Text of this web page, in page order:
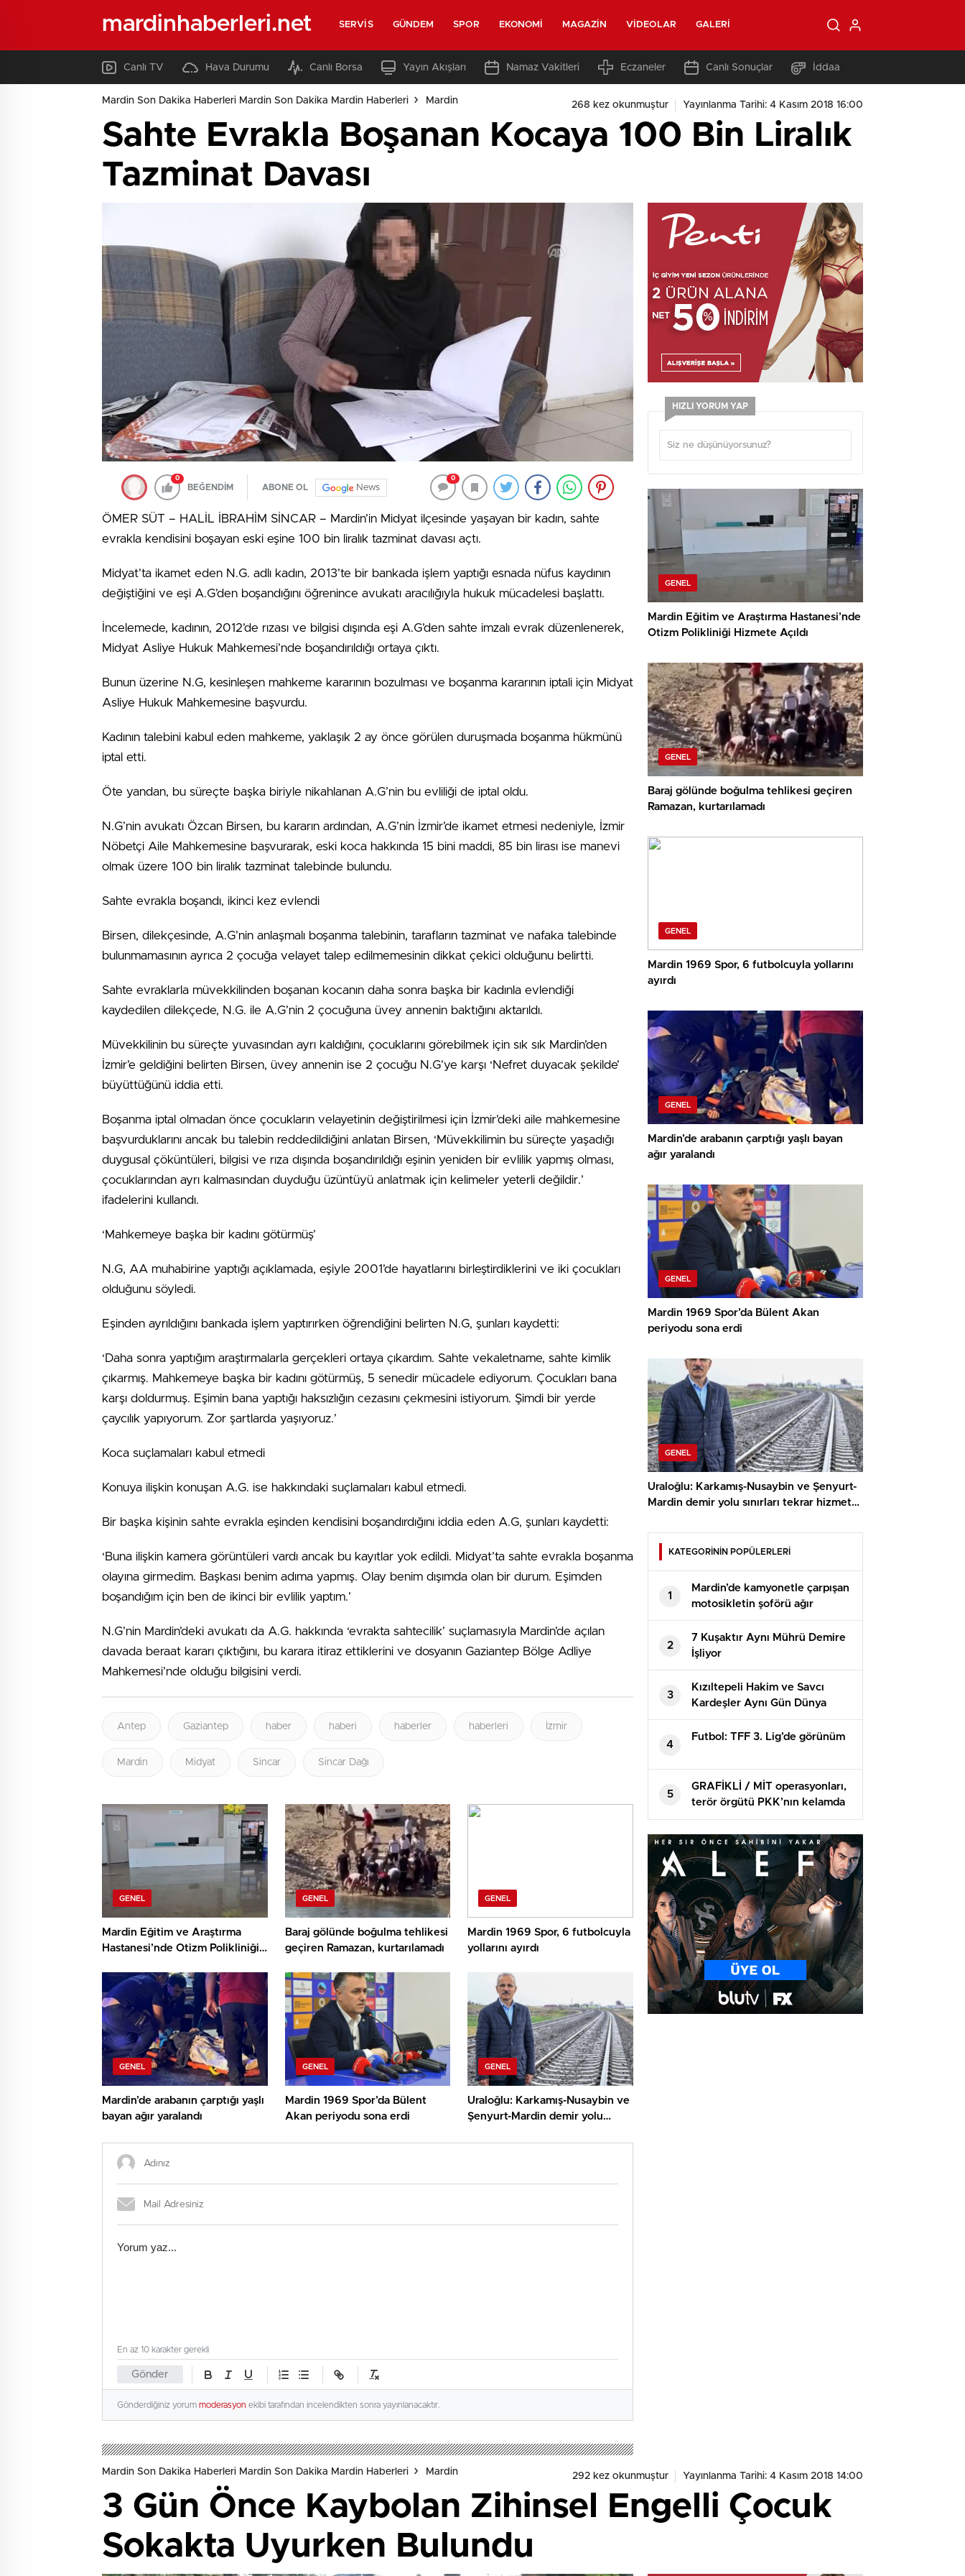
mardinhaberleri.net SERVIS GÜNDEM SPOR EKONOMI MAGAZIN VIDEOLAR GALERI
Canlı TV Hava Durumu Canlı Borsa Yayın Akışları Namaz Vakitleri Eczaneler Canlı Sonuçlar İddaa
Mardin Son Dakika Haberleri Mardin Son Dakika Mardin Haberleri Mardin 268 kez okunmuştur Yayınlanma Tarihi: 4 Kasım 2018 16:00
Sahte Evrakla Boşanan Kocaya 100 Bin Liralık
Tazminat Davası
0
BEĞENDİM ABONE OL News
0
ÖMER SÜT – HALİL İBRAHİM SİNCAR – Mardin’in Midyat ilçesinde yaşayan bir kadın, sahte
evrakla kendisini boşayan eski eşine 100 bin liralık tazminat davası açtı.
Midyat’ta ikamet eden N.G. adlı kadın, 2013’te bir bankada işlem yaptığı esnada nüfus kaydının
değiştiğini ve eşi A.G’den boşandığını öğrenince avukatı aracılığıyla hukuk mücadelesi başlattı.
İncelemede, kadının, 2012’de rızası ve bilgisi dışında eşi A.G’den sahte imzalı evrak düzenlenerek,
Midyat Asliye Hukuk Mahkemesi’nde boşandırıldığı ortaya çıktı.
Bunun üzerine N.G, kesinleşen mahkeme kararının bozulması ve boşanma kararının iptali için Midyat
Asliye Hukuk Mahkemesine başvurdu.
Kadının talebini kabul eden mahkeme, yaklaşık 2 ay önce görülen duruşmada boşanma hükmünü
iptal etti.
Öte yandan, bu süreçte başka biriyle nikahlanan A.G’nin bu evliliği de iptal oldu.
N.G’nin avukatı Özcan Birsen, bu kararın ardından, A.G’nin İzmir’de ikamet etmesi nedeniyle, İzmir
Nöbetçi Aile Mahkemesine başvurarak, eski koca hakkında 15 bini maddi, 85 bin lirası ise manevi
olmak üzere 100 bin liralık tazminat talebinde bulundu.
Sahte evrakla boşandı, ikinci kez evlendi
Birsen, dilekçesinde, A.G’nin anlaşmalı boşanma talebinin, tarafların tazminat ve nafaka talebinde
bulunmamasının ayrıca 2 çocuğa velayet talep edilmemesinin dikkat çekici olduğunu belirtti.
Sahte evraklarla müvekkilinden boşanan kocanın daha sonra başka bir kadınla evlendiği
kaydedilen dilekçede, N.G. ile A.G’nin 2 çocuğuna üvey annenin baktığını aktarıldı.
Müvekkilinin bu süreçte yuvasından ayrı kaldığını, çocuklarını görebilmek için sık sık Mardin’den
İzmir’e geldiğini belirten Birsen, üvey annenin ise 2 çocuğu N.G’ye karşı ‘Nefret duyacak şekilde’
büyüttüğünü iddia etti.
Boşanma iptal olmadan önce çocukların velayetinin değiştirilmesi için İzmir’deki aile mahkemesine
başvurduklarını ancak bu talebin reddedildiğini anlatan Birsen, ‘Müvekkilimin bu süreçte yaşadığı
duygusal çöküntüleri, bilgisi ve rıza dışında boşandırıldığı eşinin yeniden bir evlilik yapmış olması,
çocuklarından ayrı kalmasından duyduğu üzüntüyü anlatmak için kelimeler yeterli değildir.’
ifadelerini kullandı.
‘Mahkemeye başka bir kadını götürmüş’
N.G, AA muhabirine yaptığı açıklamada, eşiyle 2001’de hayatlarını birleştirdiklerini ve iki çocukları
olduğunu söyledi.
Eşinden ayrıldığını bankada işlem yaptırırken öğrendiğini belirten N.G, şunları kaydetti:
‘Daha sonra yaptığım araştırmalarla gerçekleri ortaya çıkardım. Sahte vekaletname, sahte kimlik
çıkarmış. Mahkemeye başka bir kadını götürmüş, 5 senedir mücadele ediyorum. Çocukları bana
karşı doldurmuş. Eşimin bana yaptığı haksızlığın cezasını çekmesini istiyorum. Şimdi bir yerde
çaycılık yapıyorum. Zor şartlarda yaşıyoruz.’
Koca suçlamaları kabul etmedi
Konuya ilişkin konuşan A.G. ise hakkındaki suçlamaları kabul etmedi.
Bir başka kişinin sahte evrakla eşinden kendisini boşandırdığını iddia eden A.G, şunları kaydetti:
‘Buna ilişkin kamera görüntüleri vardı ancak bu kayıtlar yok edildi. Midyat’ta sahte evrakla boşanma
olayına girmedim. Başkası benim adıma yapmış. Olay benim dışımda olan bir durum. Eşimden
boşandığım için ben de ikinci bir evlilik yaptım.’
N.G’nin Mardin’deki avukatı da A.G. hakkında ‘evrakta sahtecilik’ suçlamasıyla Mardin’de açılan
davada beraat kararı çıktığını, bu karara itiraz ettiklerini ve dosyanın Gaziantep Bölge Adliye
Mahkemesi’nde olduğu bilgisini verdi.
Antep Gaziantep haber haberi haberler haberleri İzmir
Mardin Midyat Sincar Sincar Dağı
GENEL
Mardin Eğitim ve Araştırma
Hastanesi’nde Otizm Polikliniği
GENEL
Baraj gölünde boğulma tehlikesi
geçiren Ramazan, kurtarılamadı
GENEL
Mardin 1969 Spor, 6 futbolcuyla
yollarını ayırdı
GENEL
Mardin’de arabanın çarptığı yaşlı
bayan ağır yaralandı
GENEL
Mardin 1969 Spor’da Bülent
Akan periyodu sona erdi
GENEL
Uraloğlu: Karkamış-Nusaybin ve
Şenyurt-Mardin demir yolu
Gönder
En az 10 karakter gerekli
Gönderdiğiniz yorum moderasyon ekibi tarafından incelendikten sonra yayınlanacaktır.
HIZLI YORUM YAP
GENEL
Mardin Eğitim ve Araştırma Hastanesi’nde
Otizm Polikliniği Hizmete Açıldı
GENEL
Baraj gölünde boğulma tehlikesi geçiren
Ramazan, kurtarılamadı
GENEL
Mardin 1969 Spor, 6 futbolcuyla yollarını
ayırdı
GENEL
Mardin’de arabanın çarptığı yaşlı bayan
ağır yaralandı
GENEL
Mardin 1969 Spor’da Bülent Akan
periyodu sona erdi
GENEL
Uraloğlu: Karkamış-Nusaybin ve Şenyurt-
Mardin demir yolu sınırları tekrar hizmete
KATEGORİNİN POPÜLERLERİ
1
Mardin’de kamyonetle çarpışan
motosikletin şoförü ağır
yaralandı
2
7 Kuşaktır Aynı Mührü Demire
İşliyor
3
Kızıltepeli Hakim ve Savcı
Kardeşler Aynı Gün Dünya
Evine Girdi
4
Futbol: TFF 3. Lig’de görünüm
5
GRAFİKLİ / MİT operasyonları,
terör örgütü PKK’nın kelamda
sorumlularını maksat aldı
Mardin Son Dakika Haberleri Mardin Son Dakika Mardin Haberleri Mardin 292 kez okunmuştur Yayınlanma Tarihi: 4 Kasım 2018 14:00
3 Gün Önce Kaybolan Zihinsel Engelli Çocuk
Sokakta Uyurken Bulundu